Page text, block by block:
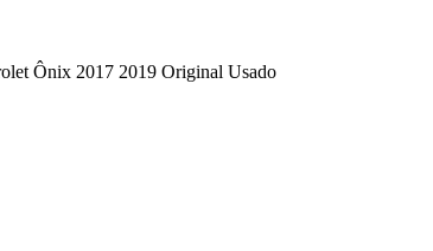
Ônix 2017 2019 Original Usado